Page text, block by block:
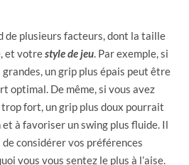
de plusieurs facteurs, dont la taille
et votrestyle de jeu . Par exemple, si
un grip plus épais peut être
optimal. De même, si vous avez
fort, un grip plus doux pourrait
à favoriser un swing plus fluide. Il
considérer vos préférences
vous vous sentez le plus à l’aise.